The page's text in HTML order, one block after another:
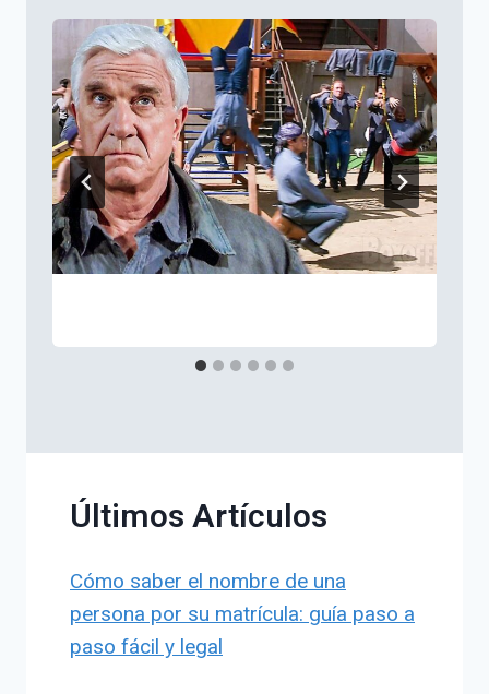
Últimos Artículos
Cómo saber el nombre de una
persona por su matrícula: guía paso a
paso fácil y legal